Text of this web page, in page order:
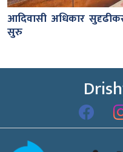
आदिवासी अधिकार
सुरु